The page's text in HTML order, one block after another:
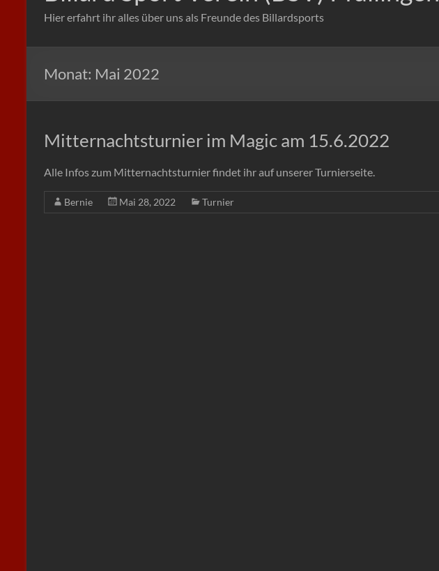
Hier erfahrt ihr alles über uns als Freunde des Billardsports
Monat: Mai 2022
Mitternachtsturnier im Magic am 15.6.2022
Alle Infos zum Mitternachtsturnier findet ihr auf unserer Turnierseite.
Bernie Mai 28, 2022 Turnier